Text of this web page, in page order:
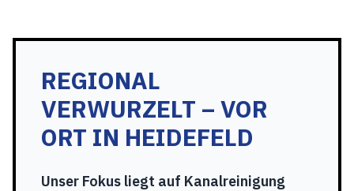
REGIONAL
VERWURZELT – VOR
ORT IN HEIDEFELD
Unser Fokus liegt auf Kanalreinigung